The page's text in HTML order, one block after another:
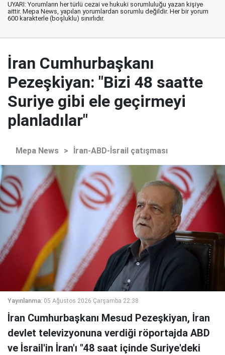
UYARI: Yorumların her türlü cezai ve hukuki sorumluluğu yazan kişiye
aittir. Mepa News, yapılan yorumlardan sorumlu değildir. Her bir yorum
600 karakterle (boşluklu) sınırlıdır.
İran Cumhurbaşkanı
Pezeşkiyan: "Bizi 48 saatte
Suriye gibi ele geçirmeyi
planladılar"
Mepa News > İran-ABD-İsrail çatışması
Yayınlanma: 05 Ağustos 2026 Çarşamba 22:38
İran Cumhurbaşkanı Mesud Pezeşkiyan, İran
devlet televizyonuna verdiği röportajda ABD
ve İsrail'in İran'ı "48 saat içinde Suriye'deki